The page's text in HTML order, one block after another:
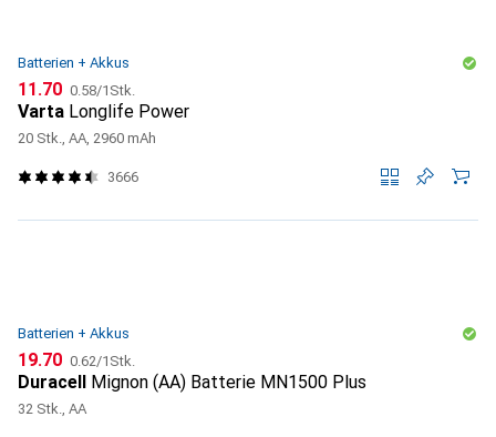
Batterien + Akkus
CHF
11.70 CHF
0.58/1Stk.
Varta Longlife Power
20 Stk., AA, 2960 mAh
3666
Batterien + Akkus
CHF
19.70 CHF
0.62/1Stk.
Duracell Mignon (AA) Batterie MN1500 Plus
32 Stk., AA